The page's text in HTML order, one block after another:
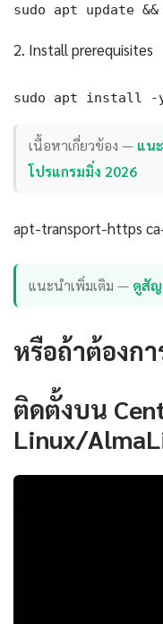
sudo apt update
2. Install prerequisites
sudo apt install -y
เนื้อหาเกี่ยวข้อง — แน
โปรแกรมมิ่ง 2026
apt-transport-https
แนะนำเพิ่มเติม — ดูสัญ
หรือถ้าต้องก
ติดตั้งบน
Linux/